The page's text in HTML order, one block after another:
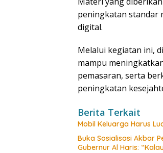
peningkatan standar
digital.
Melalui kegiatan ini,
mampu
pemasaran, serta
peningkatan
Berita Terkait
Mobil Keluarga Harus
Buka Sosialisasi Akbar
Gubernur Al Haris: